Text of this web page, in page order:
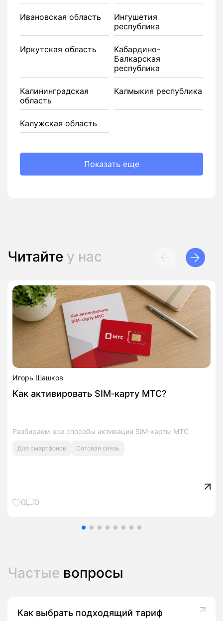
Ивановская область
Ингушетия
республика
Иркутская область
Кабардино-
Балкарская
республика
Калининградская
область
Калмыкия республика
Калужская область
Показать еще
Читайте у нас
Игорь Шашков
Как активировать SIM‑карту МТС?
Разбираем все способы активации SIM‑карты МТС
Для смартфонов Сотовая связь
0 0
Частые вопросы
Как выбрать подходящий тариф